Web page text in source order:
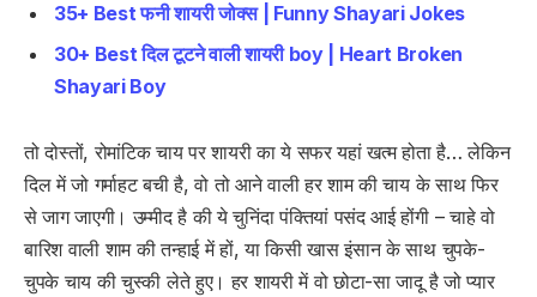
35+ Best फनी शायरी जोक्स | Funny Shayari Jokes
30+ Best दिल टूटने वाली शायरी boy | Heart Broken
Shayari Boy
तो दोस्तों, रोमांटिक चाय पर शायरी का ये सफर यहां खत्म होता है… लेकिन
दिल में जो गर्माहट बची है, वो तो आने वाली हर शाम की चाय के साथ फिर
से जाग जाएगी। उम्मीद है की ये चुनिंदा पंक्तियां पसंद आई होंगी – चाहे वो
बारिश वाली शाम की तन्हाई में हों, या किसी खास इंसान के साथ चुपके-
चुपके चाय की चुस्की लेते हुए। हर शायरी में वो छोटा-सा जादू है जो प्यार